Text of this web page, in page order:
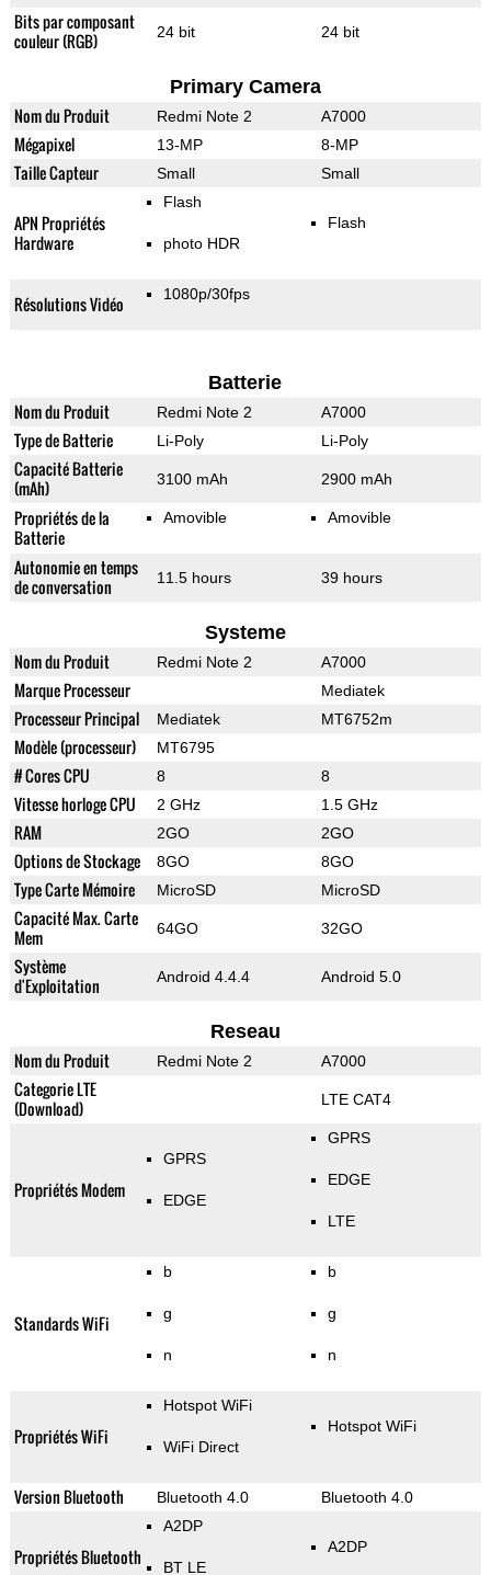
Bits par composant
couleur (RGB)
24 bit 24 bit
Primary Camera
Nom du Produit Redmi Note 2 A7000
Mégapixel 13-MP 8-MP
Taille Capteur Small Small
APN Propriétés
Hardware
Flash
photo HDR
Flash
Résolutions Vidéo 1080p/30fps
Batterie
Nom du Produit Redmi Note 2 A7000
Type de Batterie Li-Poly Li-Poly
Capacité Batterie
(mAh)
3100 mAh 2900 mAh
Propriétés de la
Batterie
Amovible Amovible
Autonomie en temps
de conversation
11.5 hours 39 hours
Systeme
Nom du Produit Redmi Note 2 A7000
Marque Processeur Mediatek
Processeur Principal Mediatek MT6752m
Modèle (processeur) MT6795
# Cores CPU 8 8
Vitesse horloge CPU 2 GHz 1.5 GHz
RAM 2GO 2GO
Options de Stockage 8GO 8GO
Type Carte Mémoire MicroSD MicroSD
Capacité Max. Carte
Mem
64GO 32GO
Système
d'Exploitation
Android 4.4.4 Android 5.0
Reseau
Nom du Produit Redmi Note 2 A7000
Categorie LTE
(Download)
LTE CAT4
Propriétés Modem
GPRS
EDGE
GPRS
EDGE
LTE
Standards WiFi
b
g
n
b
g
n
Propriétés WiFi
Hotspot WiFi
WiFi Direct
Hotspot WiFi
Version Bluetooth Bluetooth 4.0 Bluetooth 4.0
Propriétés Bluetooth
A2DP
BT LE
A2DP